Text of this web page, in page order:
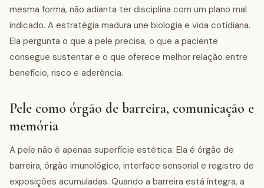
mesma forma, não adianta ter disciplina com um plano mal
indicado. A estratégia madura une biologia e vida cotidiana.
Ela pergunta o que a pele precisa, o que a paciente
consegue sustentar e o que oferece melhor relação entre
benefício, risco e aderência.
Pele como órgão de barreira, comunicação e
memória
A pele não é apenas superfície estética. Ela é órgão de
barreira, órgão imunológico, interface sensorial e registro de
exposições acumuladas. Quando a barreira está íntegra, a